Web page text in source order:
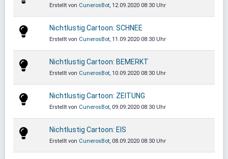
Erstellt von CunerosBot, 12.09.2020 08:30 Uhr
Nichtlustig Cartoon: SCHNEE
Erstellt von CunerosBot, 11.09.2020 08:30 Uhr
Nichtlustig Cartoon: BEMERKT
Erstellt von CunerosBot, 10.09.2020 08:30 Uhr
Nichtlustig Cartoon: ZEITUNG
Erstellt von CunerosBot, 09.09.2020 08:30 Uhr
Nichtlustig Cartoon: EIS
Erstellt von CunerosBot, 08.09.2020 08:30 Uhr